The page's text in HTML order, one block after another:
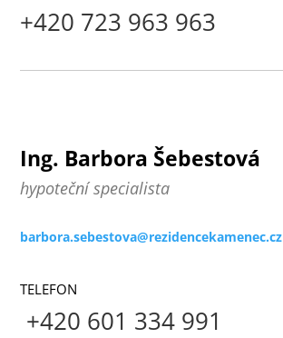
+420 723 963 963
Ing. Barbora Šebestová
hypoteční specialista
barbora.sebestova@rezidencekamenec.cz
TELEFON
+420 601 334 991